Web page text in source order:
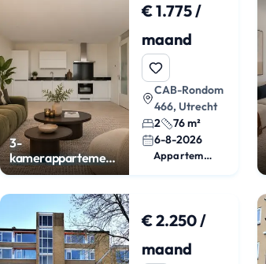
3-
kamerappartement
met balkon in
€ 1.775 /
maand
CAB-Rondom
466, Utrecht
2
76 m²
6-8-2026
Appartement
€ 2.250 /
maand